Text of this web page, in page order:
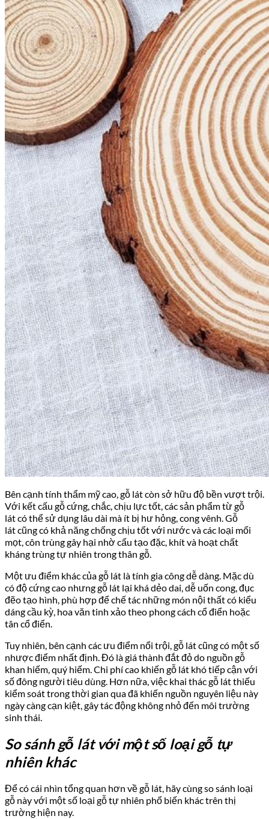
Bên cạnh tính thẩm mỹ cao, gỗ lát còn sở hữu độ bền vượt trội.
Với kết cấu gỗ cứng, chắc, chịu lực tốt, các sản phẩm từ gỗ
lát có thể sử dụng lâu dài mà ít bị hư hỏng, cong vênh. Gỗ
lát cũng có khả năng chống chịu tốt với nước và các loại mối
mọt, côn trùng gây hại nhờ cấu tạo đặc, khít và hoạt chất
kháng trùng tự nhiên trong thân gỗ.
Một ưu điểm khác của gỗ lát là tính gia công dễ dàng. Mặc dù
có độ cứng cao nhưng gỗ lát lại khá dẻo dai, dễ uốn cong, đục
đẽo tạo hình, phù hợp để chế tác những món nội thất có kiểu
dáng cầu kỳ, hoa văn tinh xảo theo phong cách cổ điển hoặc
tân cổ điển.
Tuy nhiên, bên cạnh các ưu điểm nổi trội, gỗ lát cũng có một số
nhược điểm nhất định. Đó là giá thành đắt đỏ do nguồn gỗ
khan hiếm, quý hiếm. Chi phí cao khiến gỗ lát khó tiếp cận với
số đông người tiêu dùng. Hơn nữa, việc khai thác gỗ lát thiếu
kiểm soát trong thời gian qua đã khiến nguồn nguyên liệu này
ngày càng cạn kiệt, gây tác động không nhỏ đến môi trường
sinh thái.
So sánh gỗ lát với một số loại gỗ tự
nhiên khác
Để có cái nhìn tổng quan hơn về gỗ lát, hãy cùng so sánh loại
gỗ này với một số loại gỗ tự nhiên phổ biến khác trên thị
trường hiện nay.